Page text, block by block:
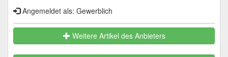
Angemeldet als: Gewerblich
Weitere Artikel des Anbieters